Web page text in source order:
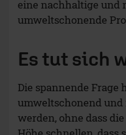
leisten kann? Was
Die zweite Frage ist,
Umweltschutz
können. So haben
Fixieren des
müssen. Mit ihnen
Folie zur Verpackung